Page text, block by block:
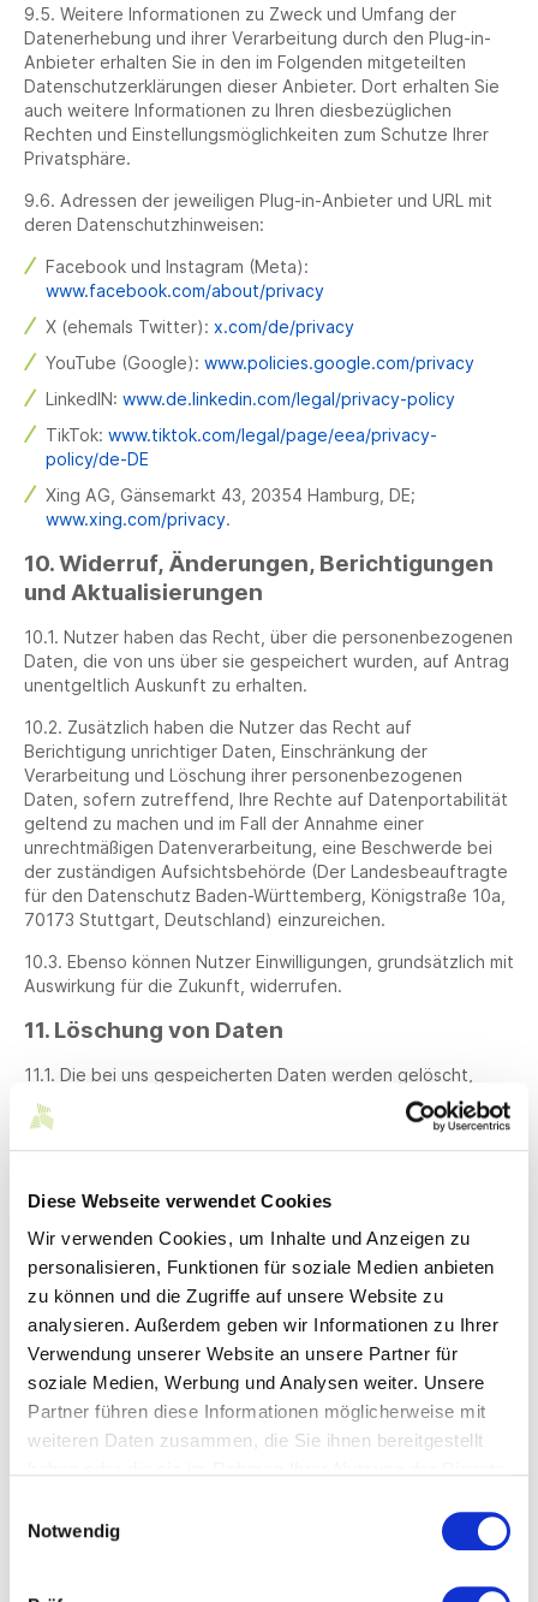
Diese Webseite verwendet Cookies
Wir verwenden Cookies, um Inhalte und Anzeigen zu
personalisieren, Funktionen für soziale Medien anbieten
zu können und die Zugriffe auf unsere Website zu
analysieren. Außerdem geben wir Informationen zu Ihrer
Verwendung unserer Website an unsere Partner für
soziale Medien, Werbung und Analysen weiter. Unsere
Partner führen diese Informationen möglicherweise mit
weiteren Daten zusammen, die Sie ihnen bereitgestellt
Notwendig
9.5. Weitere Informationen zu Zweck und Umfang der
Datenerhebung und ihrer Verarbeitung durch den Plug-in-
Anbieter erhalten Sie in den im Folgenden mitgeteilten
Datenschutzerklärungen dieser Anbieter. Dort erhalten Sie
auch weitere Informationen zu Ihren diesbezüglichen
Rechten und Einstellungsmöglichkeiten zum Schutze Ihrer
Privatsphäre.
9.6. Adressen der jeweiligen Plug-in-Anbieter und URL mit
deren Datenschutzhinweisen:
Facebook und Instagram (Meta):
www.facebook.com/about/privacy
X (ehemals Twitter): x.com/de/privacy
YouTube (Google): www.policies.google.com/privacy
LinkedIN: www.de.linkedin.com/legal/privacy-policy
TikTok: www.tiktok.com/legal/page/eea/privacy-
policy/de-DE
Xing AG, Gänsemarkt 43, 20354 Hamburg, DE;
www.xing.com/privacy.
10. Widerruf, Änderungen, Berichtigungen
und Aktualisierungen
10.1. Nutzer haben das Recht, über die personenbezogenen
Daten, die von uns über sie gespeichert wurden, auf Antrag
unentgeltlich Auskunft zu erhalten.
10.2. Zusätzlich haben die Nutzer das Recht auf
Berichtigung unrichtiger Daten, Einschränkung der
Verarbeitung und Löschung ihrer personenbezogenen
Daten, sofern zutreffend, Ihre Rechte auf Datenportabilität
geltend zu machen und im Fall der Annahme einer
unrechtmäßigen Datenverarbeitung, eine Beschwerde bei
der zuständigen Aufsichtsbehörde (Der Landesbeauftragte
für den Datenschutz Baden-Württemberg, Königstraße 10a,
70173 Stuttgart, Deutschland) einzureichen.
10.3. Ebenso können Nutzer Einwilligungen, grundsätzlich mit
Auswirkung für die Zukunft, widerrufen.
11. Löschung von Daten
11.1. Die bei uns gespeicherten Daten werden gelöscht,
sobald sie für ihre Zweckbestimmung nicht mehr erforderlich
sind und der Löschung keine gesetzlichen
Aufbewahrungspflichten entgegenstehen. Das gilt z.B. für
Gründen aufbewahrt werden müssen.
11.2. Sofern die Daten der Nutzer nicht gelöscht werden,
weil sie für andere und gesetzlich zulässige Zwecke
erforderlich sind, wird deren Verarbeitung eingeschränkt.
D.h. die Daten werden gesperrt und nicht für andere
Zwecke verarbeitet
12. Widerspruchsrecht
12.1. Nutzer können der künftigen Verarbeitung ihrer
personenbezogenen Daten entsprechend den gesetzlichen